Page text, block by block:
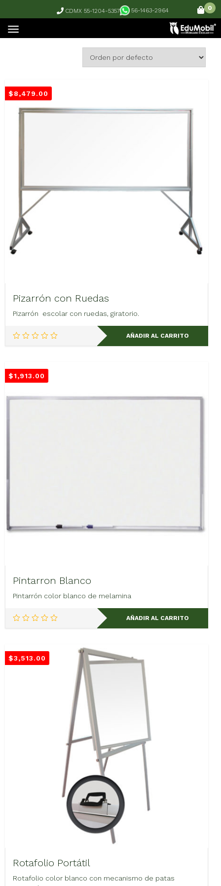
CDMX 55-1204-5357 56-1463-2964 0
$8,479.00
Pizarrón con Ruedas
Pizarrón escolar con ruedas, giratorio.
AÑADIR AL CARRITO
$1,913.00
Pintarron Blanco
Pintarrón color blanco de melamina
AÑADIR AL CARRITO
$3,513.00
Rotafolio Portátil
Rotafolio color blanco con mecanismo de patas